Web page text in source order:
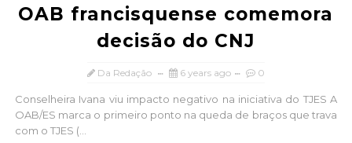
OAB francisquense comemora
decisão do CNJ
Da Redação 6 years ago 0
Conselheira Ivana viu impacto negativo na iniciativa do TJES A
OAB/ES marca o primeiro ponto na queda de braços que trava
com o TJES (...